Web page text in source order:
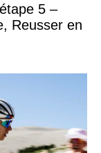
5 –
Reusser en